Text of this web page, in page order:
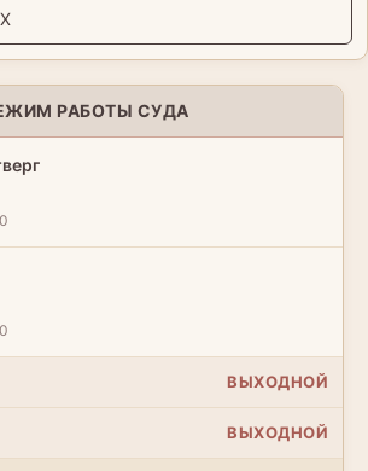
РАБОТЫ СУДА
ВЫХОДНОЙ
ВЫХОДНОЙ